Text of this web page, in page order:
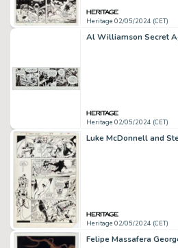
Heritage 02/05/2024 (CET)
Heritage 02/05/2024 (CET)
Heritage 02/05/2024 (CET)